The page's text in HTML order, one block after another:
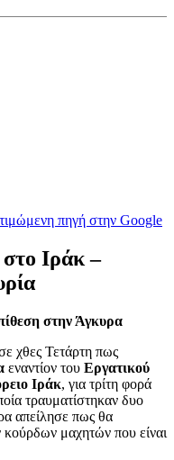
πηγή στην Google
Ιράκ –
στην Άγκυρα
χθες Τετάρτη πως
εναντίον του Εργατικού
Ιράκ, για τρίτη φορά
τραυματίστηκαν δυο
απείλησε πως θα
κούρδων μαχητών που είναι